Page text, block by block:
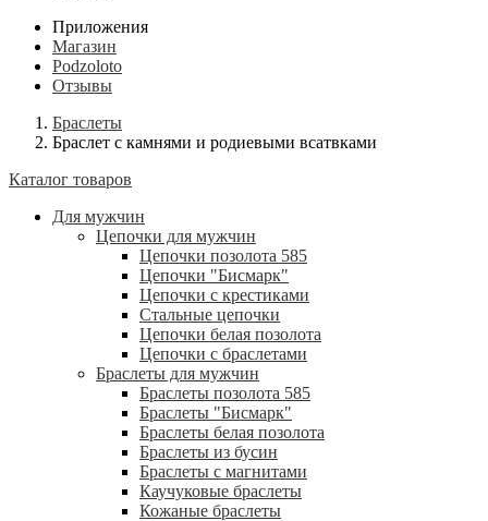
Приложения
Магазин
Podzoloto
Отзывы
Браслеты
Браслет с камнями и родиевыми всатвками
Каталог товаров
Для мужчин
Цепочки для мужчин
Цепочки позолота 585
Цепочки "Бисмарк"
Цепочки с крестиками
Стальные цепочки
Цепочки белая позолота
Цепочки с браслетами
Браслеты для мужчин
Браслеты позолота 585
Браслеты "Бисмарк"
Браслеты белая позолота
Браслеты из бусин
Браслеты с магнитами
Каучуковые браслеты
Кожаные браслеты